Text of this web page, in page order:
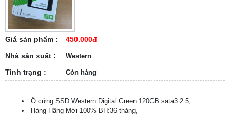
Giá sản phẩm :
450.000đ
Nhà sản xuất :
Western
Tình trạng : Còn hàng
Ổ cứng SSD Western Digital Green 120GB sata3 2.5,
Hàng Hãng-Mới 100%-BH:36 tháng,